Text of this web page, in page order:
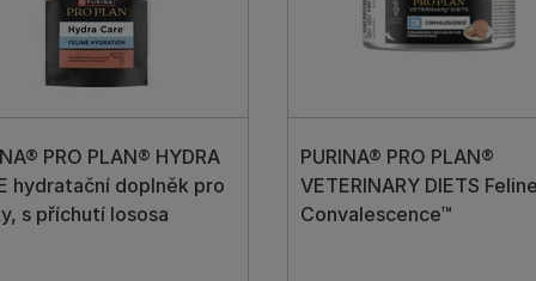
PRO PLAN® HYDRA
hydratační doplněk pro
s příchutí lososa
PURINA® PRO PLAN®
VETERINARY DIETS
Convalescence™